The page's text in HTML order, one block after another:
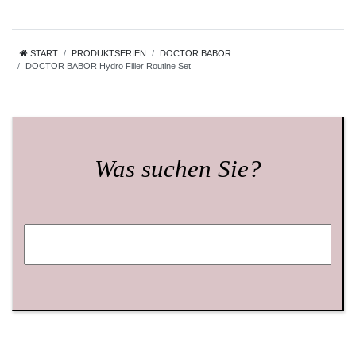
START PRODUKTSERIEN
DOCTOR BABOR
DOCTOR BABOR Hydro Filler Routine Set
Was suchen Sie?